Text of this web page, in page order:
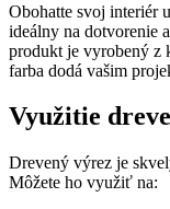
Obohatte svoj interiér
ideálny na dotvorenie
produkt je vyrobený z
farba dodá vašim
Využitie
Drevený výrez je
Môžete ho využiť na: